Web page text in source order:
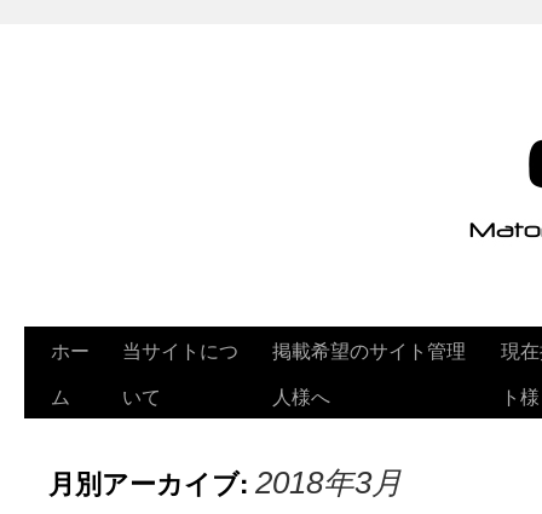
ホー
ム
当サイトにつ
いて
掲載希望のサイト管理
人様へ
現
ト様
月別アーカイブ: 2018年3月